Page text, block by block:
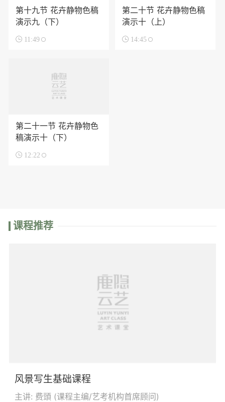
第十九节 花卉静物色稿
演示九（下）
 11:49
第二十节 花卉静物色稿
演示十（上）
 14:45
第二十一节 花卉静物色
稿演示十（下）
 12:22
课程推荐
风景写生基础课程
主讲: 费頭 (课程主编/艺考机构首席顾问)